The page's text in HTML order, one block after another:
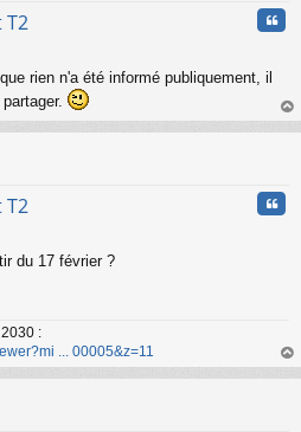
T2
rien n'a été informé publiquement, il
au
T2
du 17 février ?
:
... 00005&z=11
au